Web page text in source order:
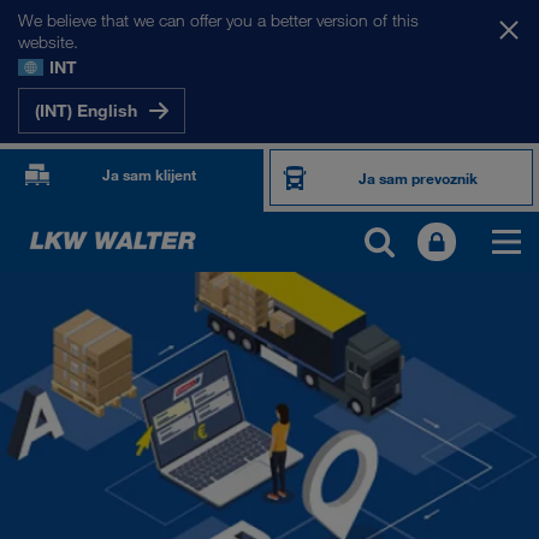
We believe that we can offer you a better version of this
website.
INT
(INT) English
Ja sam klijent Ja sam prevoznik
PROIZVODI I USLUGE
Drumski transport
Digitalna rešenja
Kombinovani transport